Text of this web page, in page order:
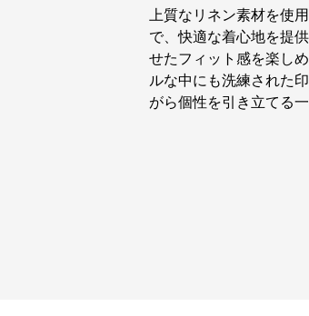
上質なリネン素材を使
で、快適な着心地を提
せたフィット感を楽し
ルな中にも洗練された
がら個性を引き立てる一